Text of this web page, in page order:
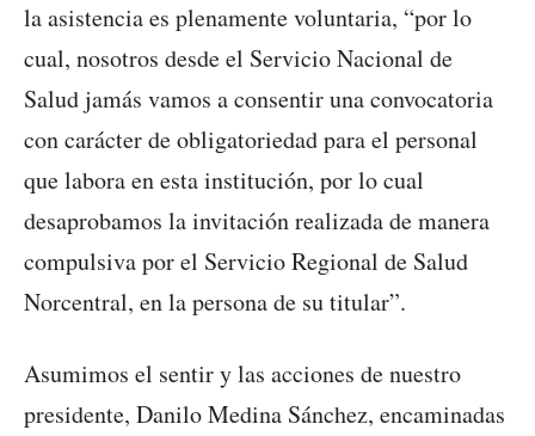
la asistencia es plenamente voluntaria, “por lo
cual, nosotros desde el Servicio Nacional de
Salud jamás vamos a consentir una convocatoria
con carácter de obligatoriedad para el personal
que labora en esta institución, por lo cual
desaprobamos la invitación realizada de manera
compulsiva por el Servicio Regional de Salud
Norcentral, en la persona de su titular”.
Asumimos el sentir y las acciones de nuestro
presidente, Danilo Medina Sánchez, encaminadas